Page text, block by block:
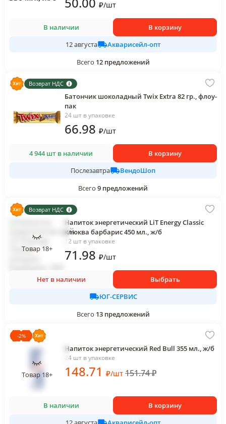
₽/шт
В наличии
В корзину
12 августа
Акварисейл-опт
Всего 12 предложений
Возврат НДС
Батончик шоколадный Twix Extra 82 гр., флоу-
пак
24 шт в упаковке
66.98 ₽/шт
4 944 шт в наличии
В корзину
Послезавтра
ВендоШоп
Всего 9 предложений
Возврат НДС
Товар 18+
Напиток энергетический LiT Energy Classic
клюква барбарис 450 мл., ж/б
12 шт в упаковке
71.98 ₽/шт
Нет в наличии
Выбрать
ЮГ-СЕРВИС
Всего 13 предложений
-2%
Товар 18+
Напиток энергетический Red Bull 355 мл., ж/б
24 шт в упаковке
148.71 ₽/шт 151.74₽
В наличии
В корзину